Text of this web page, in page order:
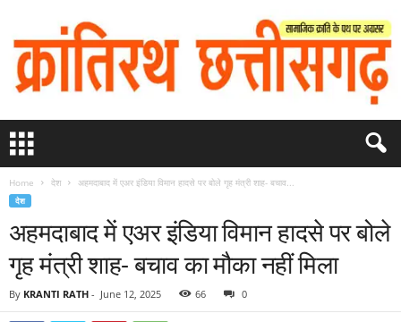
Home देश अहमदाबाद में एअर इंडिया विमान हादसे पर बोले गृह मंत्री शाह- बचाव...
देश
अहमदाबाद में एअर इंडिया विमान हादसे पर बोले
गृह मंत्री शाह- बचाव का मौका नहीं मिला
By KRANTI RATH - June 12, 2025 66 0